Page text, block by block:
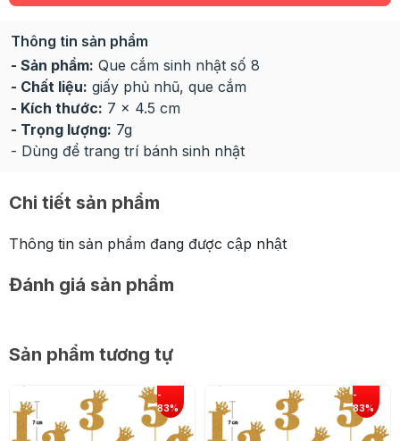
Thông tin sản phẩm
- Sản phẩm: Que cắm sinh nhật số 8
- Chất liệu: giấy phủ nhũ, que cắm
- Kích thước: 7 x 4.5 cm
- Trọng lượng: 7g
- Dùng để trang trí bánh sinh nhật
Chi tiết sản phẩm
Thông tin sản phẩm đang được cập nhật
Đánh giá sản phẩm
Sản phẩm tương tự